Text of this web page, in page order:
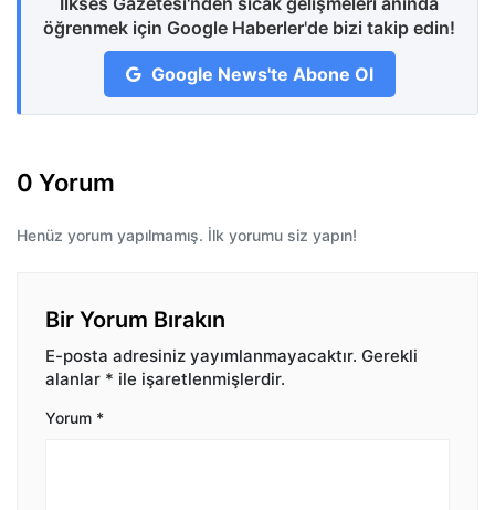
öğrenmek için Google Haberler'de bizi takip edin!
Google News'te Abone Ol
0 Yorum
Henüz yorum yapılmamış. İlk yorumu siz yapın!
Bir Yorum Bırakın
E-posta adresiniz yayımlanmayacaktır. Gerekli
alanlar * ile işaretlenmişlerdir.
Yorum *